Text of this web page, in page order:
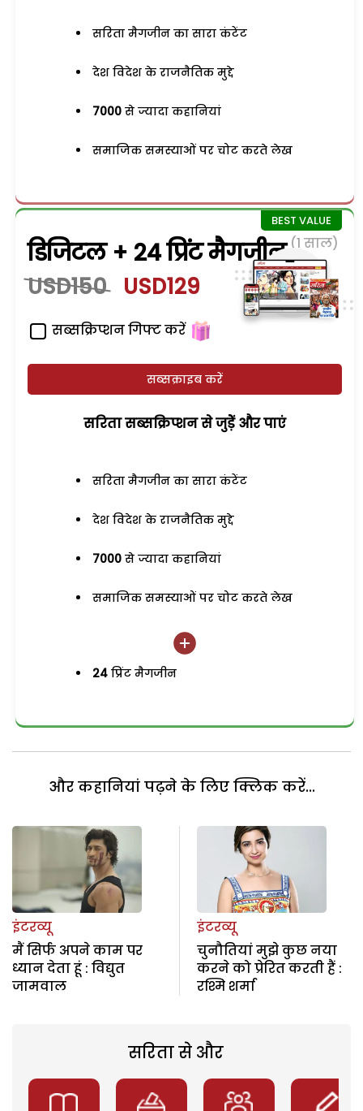
सरिता मैगजीन का सारा कंटेंट
देश विदेश के राजनैतिक मुद्दे
7000 से ज्यादा कहानियां
समाजिक समस्याओं पर चोट करते लेख
डिजिटल + 24 प्रिंट मैगजीन (1 साल)
USD150 USD129
सब्सक्रिप्शन गिफ्ट करें
सब्सक्राइब करें
सरिता सब्सक्रिप्शन से जुड़ेें और पाएं
सरिता मैगजीन का सारा कंटेंट
देश विदेश के राजनैतिक मुद्दे
7000 से ज्यादा कहानियां
समाजिक समस्याओं पर चोट करते लेख
24 प्रिंट मैगजीन
और कहानियां पढ़ने के लिए क्लिक करें...
इंटरव्यू
मैं सिर्फ अपने काम पर
ध्यान देता हूं : विद्युत
जामवाल
इंटरव्यू
चुनौतियां मुझे कुछ नया
करने को प्रेरित करती हैं :
रश्मि शर्मा
सरिता से और